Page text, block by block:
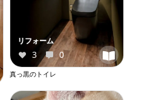
3 0
真っ黒のトイレ
リフォーム